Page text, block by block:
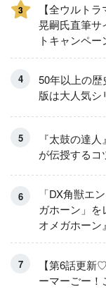
3
【全ウルト
晃嗣氏直筆サ
トキャンペー
50年以上の
版は大人気シ
『太鼓の達
が伝授するコ
「DX角獣エ
ガホーン」
オメガホーン
【第6話更
ーマーごー！